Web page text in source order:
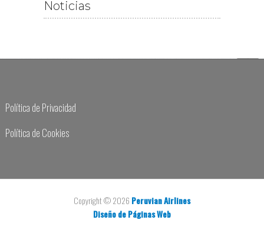
Noticias
Política de Privacidad
Política de Cookies
Copyright © 2026 Peruvian Airlines
Diseño de Páginas Web